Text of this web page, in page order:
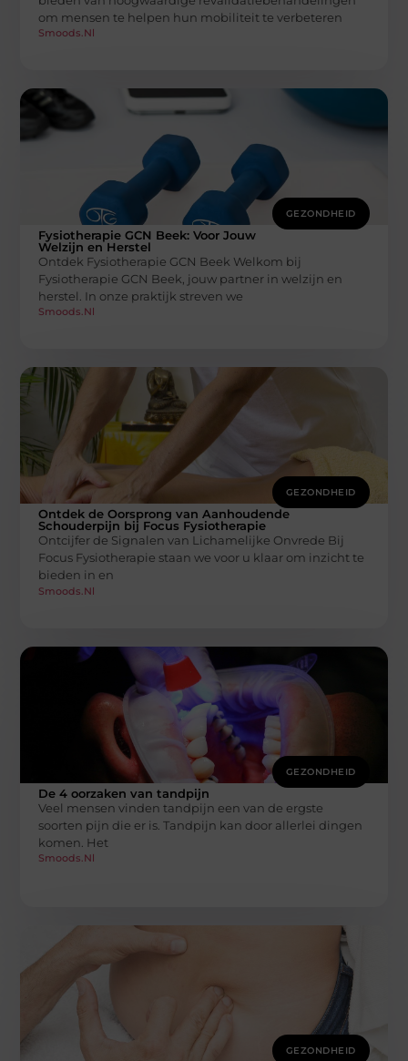
om mensen te helpen hun mobiliteit te verbeteren
Smoods.nl
GEZONDHEID
Fysiotherapie GCN Beek: Voor Jouw
Welzijn en Herstel
Ontdek Fysiotherapie GCN Beek Welkom bij
Fysiotherapie GCN Beek, jouw partner in welzijn en
herstel. In onze praktijk streven we
Smoods.nl
GEZONDHEID
Ontdek de Oorsprong van Aanhoudende
Schouderpijn bij Focus Fysiotherapie
Ontcijfer de Signalen van Lichamelijke Onvrede Bij
Focus Fysiotherapie staan we voor u klaar om inzicht te
bieden in en
Smoods.nl
GEZONDHEID
De 4 oorzaken van tandpijn
Veel mensen vinden tandpijn een van de ergste
soorten pijn die er is. Tandpijn kan door allerlei dingen
komen. Het
Smoods.nl
GEZONDHEID